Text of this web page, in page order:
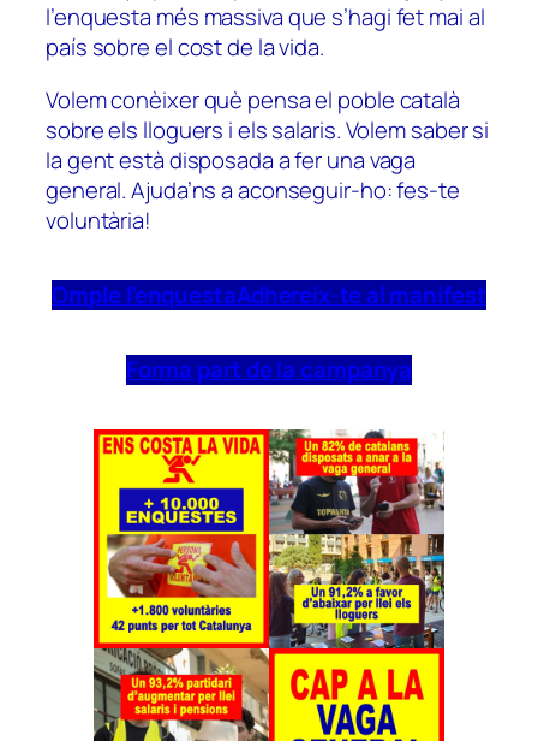
l’enquesta més massiva que s’hagi fet mai al
país sobre el cost de la vida.
Volem conèixer què pensa el poble català
sobre els lloguers i els salaris. Volem saber si
la gent està disposada a fer una vaga
general. Ajuda’ns a aconseguir-ho: fes-te
voluntària!
Omple l’enquestaAdhereix-te al manifest
Forma part de la campanya